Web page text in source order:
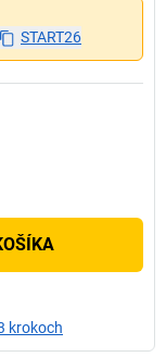
START26
krokoch